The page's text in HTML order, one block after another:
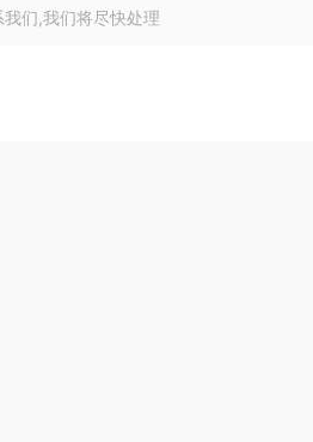
们,我们将尽快处理